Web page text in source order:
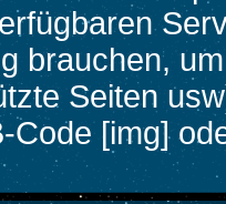
brauchen,
Seiten
Code [img]